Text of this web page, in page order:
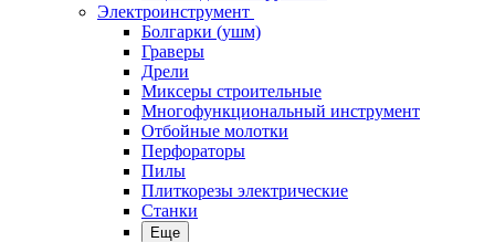
Электроинструмент
Болгарки (ушм)
Граверы
Дрели
Миксеры строительные
Многофункциональный инструмент
Отбойные молотки
Перфораторы
Пилы
Плиткорезы электрические
Станки
Еще